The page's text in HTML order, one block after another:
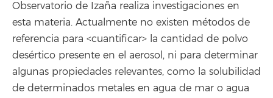
Observatorio de Izaña realiza investigaciones en
esta materia. Actualmente no existen métodos de
referencia para <cuantificar> la cantidad de polvo
desértico presente en el aerosol, ni para determinar
algunas propiedades relevantes, como la solubilidad
de determinados metales en agua de mar o agua